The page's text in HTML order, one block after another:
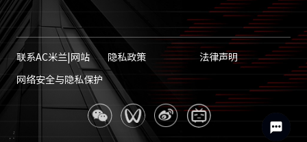
联系AC米兰|网站 隐私政策 法律声明
网络安全与隐私保护